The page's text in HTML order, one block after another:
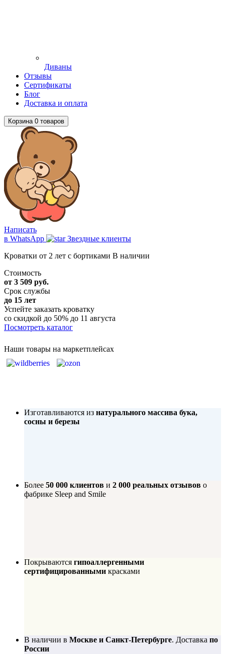
Диваны
Отзывы
Сертификаты
Блог
Доставка и оплата
Корзина 0 товаров
Написать
в WhatsApp
Звездные клиенты
Кроватки от 2 лет с бортиками В наличии
Стоимость
от 3 509 руб.
Срок службы
до 15 лет
Успейте заказать кроватку
со скидкой до 50% до 11 августа
Посмотреть каталог
Наши товары на маркетплейсах
Изготавливаются из натурального массива бука,
сосны и березы
Более 50 000 клиентов и 2 000 реальных отзывов о
фабрике Sleep and Smile
Покрываются гипоаллергенными
сертифицированными красками
В наличии в Москве и Санкт-Петербурге. Доставка по
России